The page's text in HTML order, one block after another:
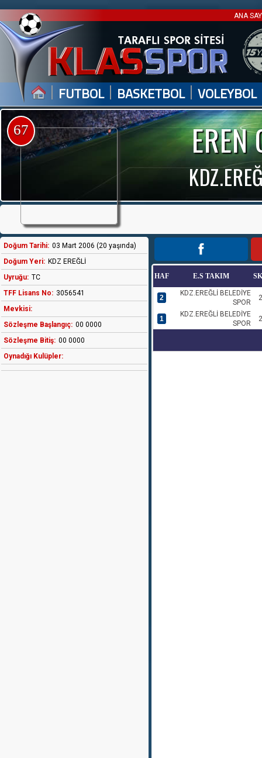
ANA
| FUTBOL | BASKETBOL | VOLEYBOL
EREN
67
Doğum Tarihi: 03 Mart 2006 (20 yaşında)
Doğum Yeri: KDZ EREĞLİ
Uyruğu: TC
TFF Lisans No: 3056541
Mevkisi:
Sözleşme Başlangıç: 00 0000
Sözleşme Bitiş: 00 0000
Oynadığı Kulüpler:
HAF E.S TAKIM
2
KDZ.EREĞLİ BELEDİYE
SPOR
1
KDZ.EREĞLİ BELEDİYE
SPOR